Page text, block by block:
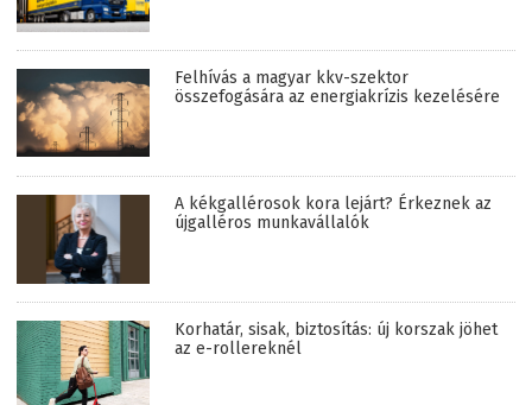
Felhívás a magyar kkv-szektor
összefogására az energiakrízis kezelésére
A kékgallérosok kora lejárt? Érkeznek az
újgalléros munkavállalók
Korhatár, sisak, biztosítás: új korszak jöhet
az e-rollereknél